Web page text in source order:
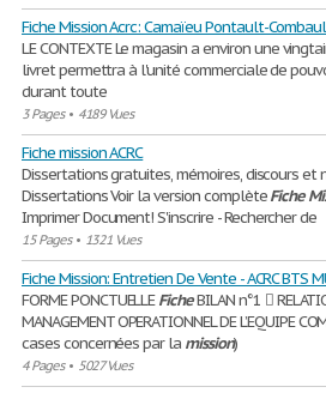
Fiche Mission Acrc: Camaïeu Pontault-
LE CONTEXTE Le magasin a environ une
livret permettra à l'unité commerciale de
durant toute
3 Pages• 4189 Vues
Fiche mission ACRC
Dissertations gratuites, mémoires, discours et
Dissertations Voir la version complèteFiche
Imprimer Document! S'inscrire - Rechercher de
15 Pages• 1321 Vues
Fiche Mission: Entretien De Vente - ACRC BTS
FORME PONCTUELLEFicheBILAN n°1 
MANAGEMENT OPERATIONNEL DE L’EQUIPE
cases concernées par la mission)
4 Pages• 5027 Vues